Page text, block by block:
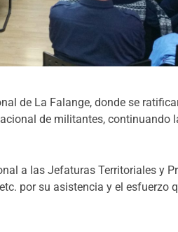
de La Falange, donde se
de militantes, continuando
a las Jefaturas Territoriales y
por su asistencia y el esfuerzo